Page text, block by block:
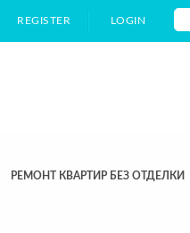
REGISTER LOGIN
РЕМОНТ КВАРТИР БЕЗ ОТДЕЛКИ